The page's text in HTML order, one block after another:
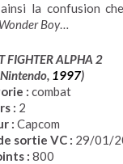
la confusion
Wonder Boy…
FIGHTER ALPHA 2
1997)
: combat
: 2
: Capcom
sortie VC : 29/01/
: 800